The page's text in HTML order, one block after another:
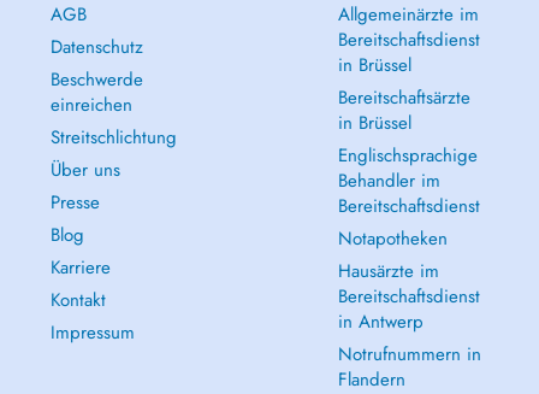
AGB
Datenschutz
Beschwerde
einreichen
Streitschlichtung
Über uns
Presse
Blog
Karriere
Kontakt
Impressum
Allgemeinärzte im
Bereitschaftsdienst
in Brüssel
Bereitschaftsärzte
in Brüssel
Englischsprachige
Behandler im
Bereitschaftsdienst
Notapotheken
Hausärzte im
Bereitschaftsdienst
in Antwerp
Notrufnummern in
Flandern